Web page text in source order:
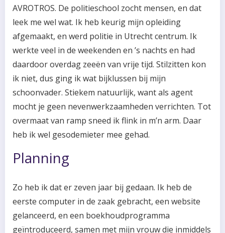
AVROTROS. De politieschool zocht mensen, en dat
leek me wel wat. Ik heb keurig mijn opleiding
afgemaakt, en werd politie in Utrecht centrum. Ik
werkte veel in de weekenden en ’s nachts en had
daardoor overdag zeeën van vrije tijd. Stilzitten kon
ik niet, dus ging ik wat bijklussen bij mijn
schoonvader. Stiekem natuurlijk, want als agent
mocht je geen nevenwerkzaamheden verrichten. Tot
overmaat van ramp sneed ik flink in m’n arm. Daar
heb ik wel gesodemieter mee gehad.
Planning
Zo heb ik dat er zeven jaar bij gedaan. Ik heb de
eerste computer in de zaak gebracht, een website
gelanceerd, en een boekhoudprogramma
geïntroduceerd, samen met mijn vrouw die inmiddels